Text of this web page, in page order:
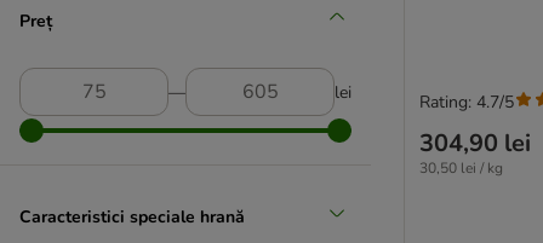
Eukanuba
Farmina
★ Feringa
Friskies
Preț
― lei
Caracteristici speciale hrană
304,90 lei
30,50 lei / kg
Rating: 4.7/5